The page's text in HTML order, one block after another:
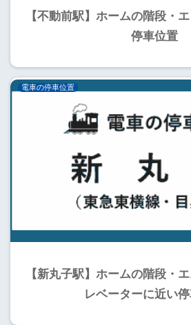
【不動前駅】ホームの階段・
停車位置
電車の停車位置
【新丸子駅】ホームの階段・
レベーターに近い